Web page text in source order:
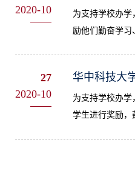
2020-10
为支持学校办
励他们勤奋学习
27
2020-10
华中科技大
为支持学校办
学生进行奖励，